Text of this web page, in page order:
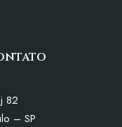
82
– SP